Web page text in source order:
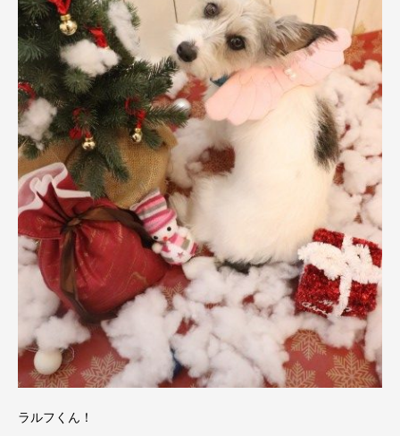
ラルフくん！